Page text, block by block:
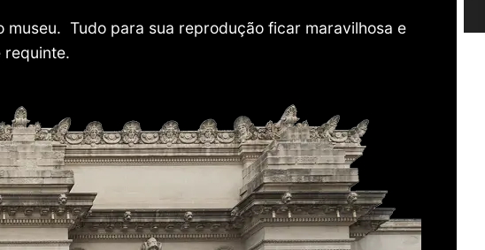
Tudo para sua reprodução ficar maravilhosa e
requinte.